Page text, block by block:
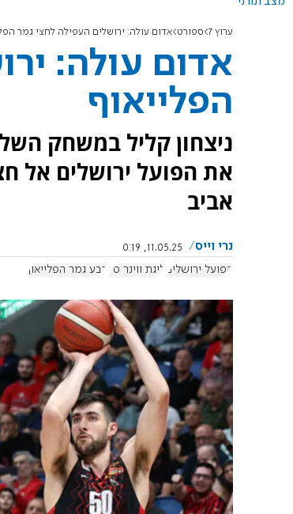
ערוץ 7 ספורט אדום עולה: ירושלים העפילה לחצי גמר
אדום עולה:
הפלייאוף
ניצחון קליל במשחק
את הפועל ירושלים אל
אביב
נרי וייס
11.05.25, 0:19
הפועל ירושלים ליגת ווינר סל רבע גמר הפלייאוף